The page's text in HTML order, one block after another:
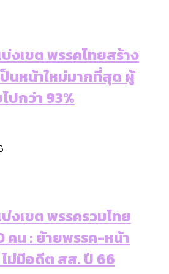
จแค่ไหน ในการแก้ปัญหาให้คน
-ป้องกันน้ำท่วม 4 ปี (2566-
มืองคอนเสิร์ต : สำรวจ
ะแฟนมีตติ้งในไทยจำนวน 526
2023-2024
องซีรีส์จีน: จีนส่งออกภาพ
ะมาณรายเขตในกรุงเทพฯ
Index 2025
ด้จากการจัดเก็บภาษีใน
มืองสังคมผู้สูงอายุ [ข้อมูลดิบ]
องสังคมผู้สูงอายุ : 36 เขตมี
ว่าคนเกิด 18 เขตเป็นสังคมผู้
มและกฎหมายสมรสเท่าเทียม
มืองสังคมผู้สูงอายุ [ข้อมูลดิบ]
ณะและพื้นที่สีเขียวใน กทม.
งเขต พรรคไทยสร้าง
นหน้าใหม่มากที่สุด ผู้
ปกว่า 93%
งเขต พรรครวมไทย
คน : ย้ายพรรค-หน้า
ม่มีอดีต สส. ปี 66